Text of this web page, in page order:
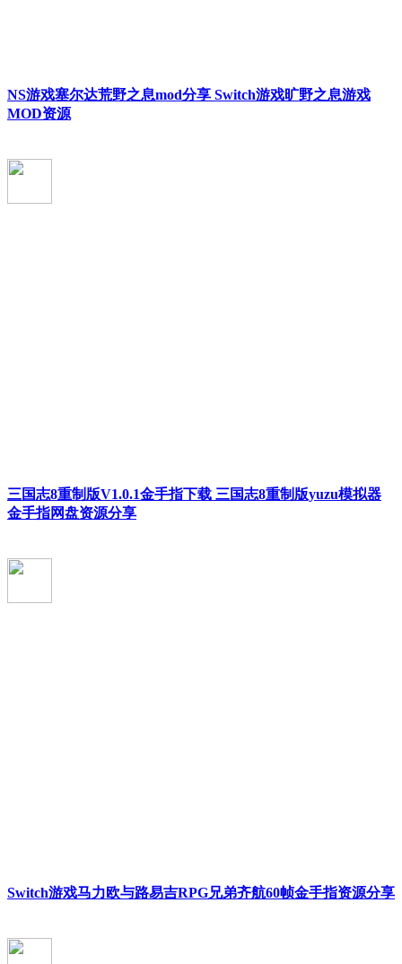
NS游戏塞尔达荒野之息mod分享 Switch游戏旷野之息游戏
MOD资源
三国志8重制版V1.0.1金手指下载 三国志8重制版yuzu模拟器
金手指网盘资源分享
Switch游戏马力欧与路易吉RPG兄弟齐航60帧金手指资源分享